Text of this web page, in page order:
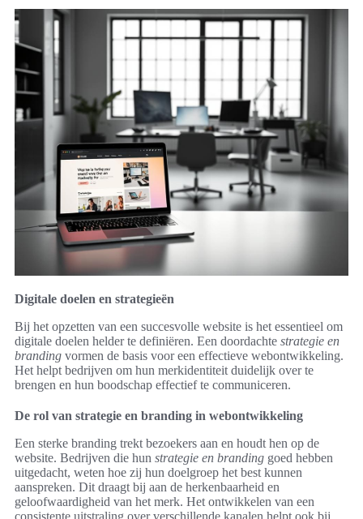
Digitale doelen en strategieën
Bij het opzetten van een succesvolle website is het essentieel om
digitale doelen helder te definiëren. Een doordachte strategie en
branding vormen de basis voor een effectieve webontwikkeling.
Het helpt bedrijven om hun merkidentiteit duidelijk over te
brengen en hun boodschap effectief te communiceren.
De rol van strategie en branding in webontwikkeling
Een sterke branding trekt bezoekers aan en houdt hen op de
website. Bedrijven die hun strategie en branding goed hebben
uitgedacht, weten hoe zij hun doelgroep het best kunnen
aanspreken. Dit draagt bij aan de herkenbaarheid en
geloofwaardigheid van het merk. Het ontwikkelen van een